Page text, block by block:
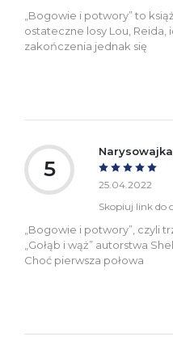
„Bogowie i potwory” to
ostateczne losy Lou, Reida,
zakończenia jednak się
5
Narysowajka
25.04.2022
Skopiuj link do
„Bogowie i potwory”, czyli
„Gołąb i wąż” autorstwa
Choć pierwsza połowa